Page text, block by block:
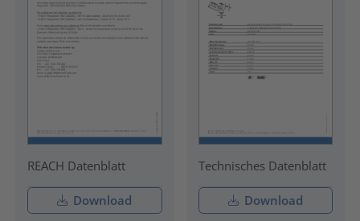
REACH Datenblatt
Download
Technisches Datenblatt
Download